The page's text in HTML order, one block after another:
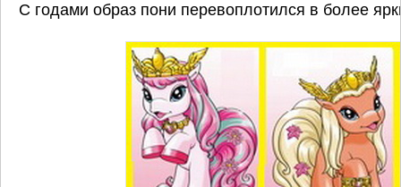
С годами образ пони перевоплотился в более